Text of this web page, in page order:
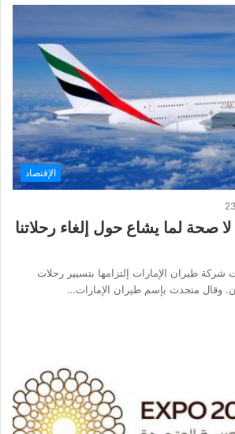
الإقتصاد
صحة لما يشاع حول إلغاء رحلاتنا
طيران الإمارات إلتزامها بتسيير رحلات
وقال متحدث بإسم طيران الإمارات…